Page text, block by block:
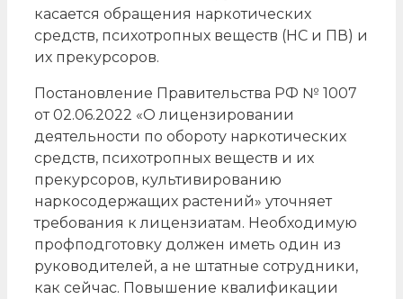
касается обращения наркотических
средств, психотропных веществ (НС и ПВ) и
их прекурсоров.
Постановление Правительства РФ № 1007
от 02.06.2022 «О лицензировании
деятельности по обороту наркотических
средств, психотропных веществ и их
прекурсоров, культивированию
наркосодержащих растений» уточняет
требования к лицензиатам. Необходимую
профподготовку должен иметь один из
руководителей, а не штатные сотрудники,
как сейчас. Повышение квалификации